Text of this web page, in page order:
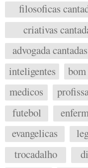
filosoficas
criativas
advogada cantadas
inteligentes
medicos
futebol
evangelicas
trocadalho